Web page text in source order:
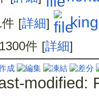
[詳細]
1300件 [詳細]
modified: